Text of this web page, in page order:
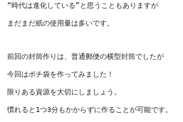
“時代は進化している”と思うこともありますが
まだまだ紙の使用量は多いです。
前回の封筒作りは、普通郵便の横型封筒でしたが
今回はポチ袋を作ってみました！
限りある資源を大切にしましょう。
慣れると1つ3分もかからずに作ることが可能です。